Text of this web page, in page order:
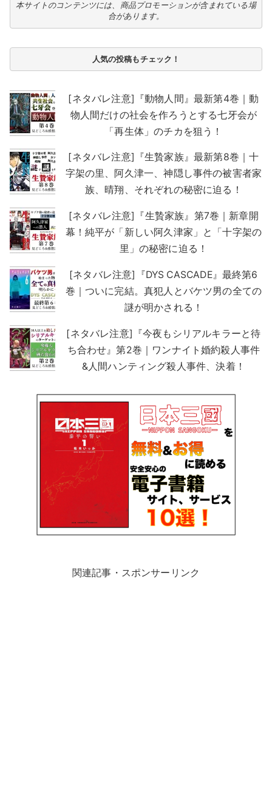
本サイトのコンテンツには、商品プロモーションが含まれている場
合があります。
人気の投稿もチェック！
[ネタバレ注意]『動物人間』最新第4巻｜動
物人間だけの社会を作ろうとする七牙会が
「再生体」のチカを狙う！
[ネタバレ注意]『生贄家族』最新第8巻｜十
字架の里、阿久津一、神隠し事件の被害者家
族、晴翔、それぞれの秘密に迫る！
[ネタバレ注意]『生贄家族』第7巻｜新章開
幕！純平が「新しい阿久津家」と「十字架の
里」の秘密に迫る！
[ネタバレ注意]『DYS CASCADE』最終第6
巻｜ついに完結。真犯人とバケツ男の全ての
謎が明かされる！
[ネタバレ注意]『今夜もシリアルキラーと待
ち合わせ』第2巻｜ワンナイト婚約殺人事件
&人間ハンティング殺人事件、決着！
関連記事・スポンサーリンク